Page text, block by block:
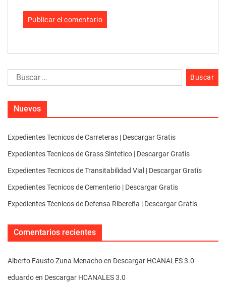
Nuevos
Expedientes Tecnicos de Carreteras | Descargar Gratis
Expedientes Tecnicos de Grass Sintetico | Descargar Gratis
Expedientes Tecnicos de Transitabilidad Vial | Descargar Gratis
Expedientes Tecnicos de Cementerio | Descargar Gratis
Expedientes Técnicos de Defensa Ribereña | Descargar Gratis
Comentarios recientes
Alberto Fausto Zuna Menachoen Descargar HCANALES 3.0
eduardoen Descargar HCANALES 3.0